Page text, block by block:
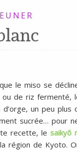
le miso se
ou de riz fermenté,
d’orge, un peu plus
sucrée… pour
recette, le saikyô
de Kyoto.